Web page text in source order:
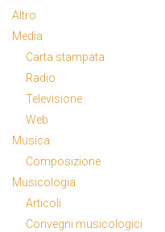
Altro
Media
Carta stampata
Radio
Televisione
Web
Musica
Composizione
Musicologia
Articoli
Convegni musicologici